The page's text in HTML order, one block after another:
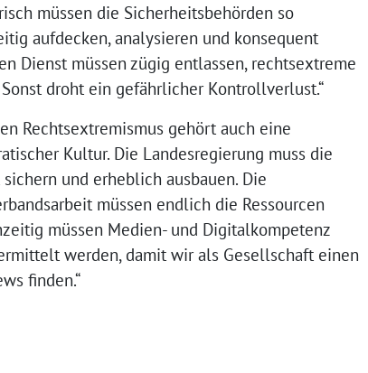
müssen die Sicherheitsbehörden so
aufdecken, analysieren und konsequent
Dienst müssen zügig entlassen, rechtsextreme
droht ein gefährlicher Kontrollverlust.“
Rechtsextremismus gehört auch eine
Kultur. Die Landesregierung muss die
und erheblich ausbauen. Die
müssen endlich die Ressourcen
müssen Medien- und Digitalkompetenz
werden, damit wir als Gesellschaft einen
finden.“